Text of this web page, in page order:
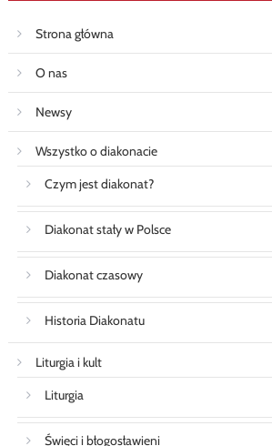
Strona główna
O nas
Newsy
Wszystko o diakonacie
Czym jest diakonat?
Diakonat stały w Polsce
Diakonat czasowy
Historia Diakonatu
Liturgia i kult
Liturgia
Święci i błogosławieni